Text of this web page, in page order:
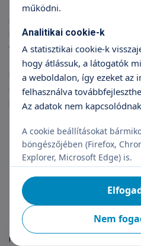
szeretném látni, hogy a
beteg belép a kórházunkba
van, hogy őt a
örömszerzéshez
beteggel és légy alázatos a
ilyen fontos, hogy a
páciensét.
Ez a hozzáállás
megszokott
szemlélettel…
Így van, de amikor már tehettem
70-es években próbáltam
rendszert. Fiatal orvos
működni.
Analitikai cookie-k
A statisztikai cookie-k
hogy átlássuk, a látogatók
a weboldalon, így ezeket az
felhasználva
Az adatok nem
A cookie beállításokat
böngészőjében (Firefox,
Explorer, Microsoft Edge) is.
Nem